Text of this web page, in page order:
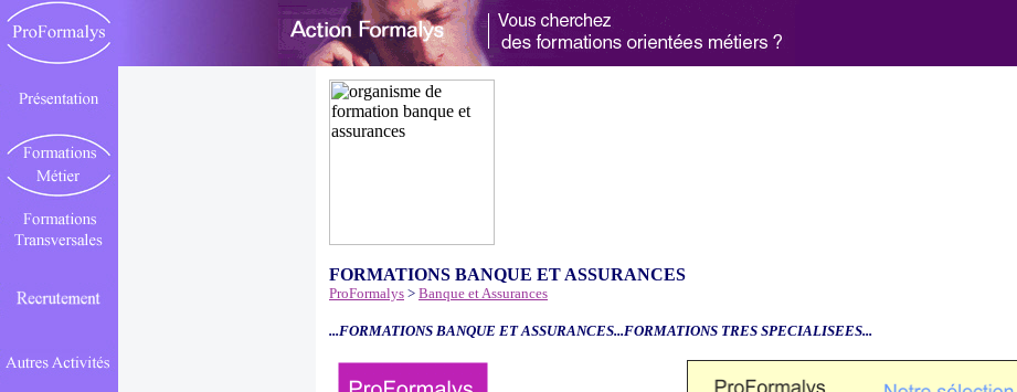
FORMATIONS BANQUE ET ASSURANCES
ProFormalys > Banque et Assurances
...FORMATIONS BANQUE ET ASSURANCES...FORMATIONS TRES SPECIALISEES...